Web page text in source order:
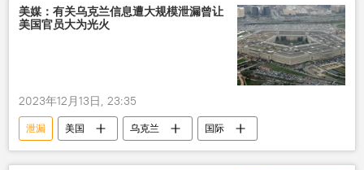
美媒：有关乌克兰信息遭大规模泄漏曾让
美国官员大为光火
2023年12月13日, 23:35
泄漏 美国 乌克兰 国际